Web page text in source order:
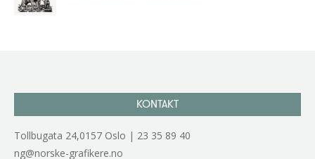
KONTAKT
Tollbugata 24,0157 Oslo | 23 35 89 40
ng@norske-grafikere.no